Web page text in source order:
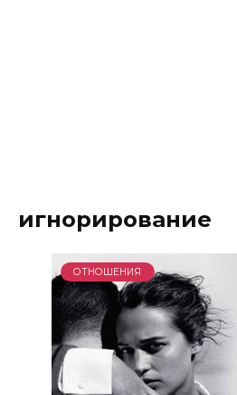
игнорирование
ОТНОШЕНИЯ